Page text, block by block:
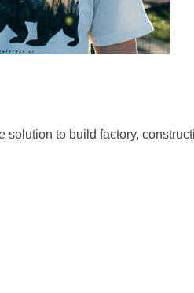
solution to build factory,